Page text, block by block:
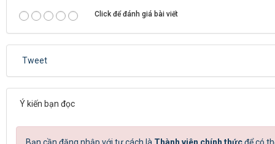
Click để đánh giá bài viết
Tweet
Ý kiến bạn đọc
Bạn cần đăng nhập với tư cách là Thành viên chính thứcđể có